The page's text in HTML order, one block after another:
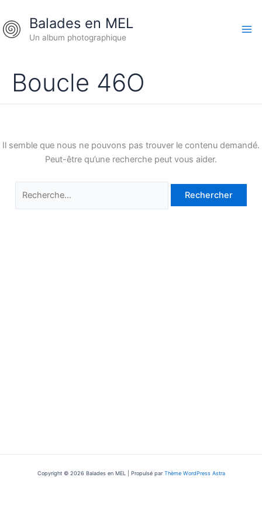
au
contenu
Balades en MEL
Un album photographique
Boucle 46O
Il semble que nous ne pouvons pas trouver le contenu demandé.
Peut-être qu’une recherche peut vous aider.
Copyright © 2026 Balades en MEL | Propulsé parThème WordPress Astra